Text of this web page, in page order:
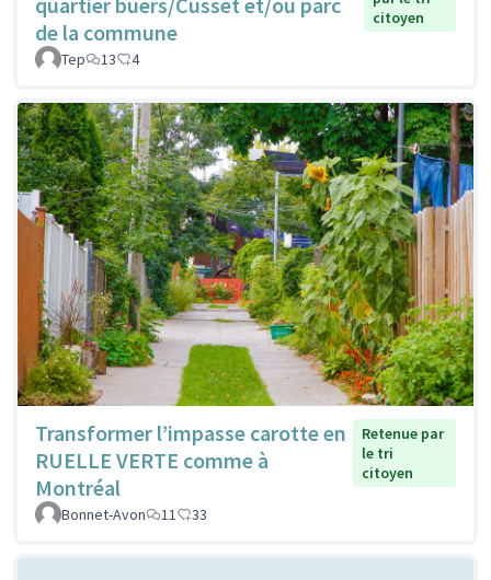
de la commune
citoyen
Tep 13 4
Transformer l’impasse carotte en
RUELLE VERTE comme à
Montréal
Retenue par
le tri
citoyen
Bonnet-Avon 11 33